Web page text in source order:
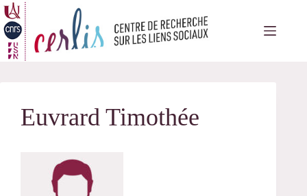
Passer
au
contenu
Euvrard Timothée